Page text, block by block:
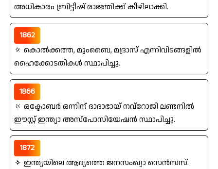
അധികാരം ബ്രിട്ടീഷ്‌ രാജ്ഞിക്ക്‌ കീഴിലാക്കി.
1862
🔅 കൊല്‍ക്കത്ത, മുംബൈ, മദ്രാസ്‌ എന്നിവിടങ്ങളില്‍
ഹൈക്കോടതികൾ സ്ഥാപിച്ചു.
1866
🔅 ഒക്ടോബര്‍ ഒന്നിന്‌ ദാദാഭായ്‌ നവ്റോജി ലണ്ടനില്‍
ഈസ്റ്റ്‌ ഇന്ത്യാ അസ്പോസിയേഷന്‍ സ്ഥാപിച്ചു.
1872
🔅 ഇന്ത്യയിലെ ആദ്യത്തെ ജനസംഖ്യാ സെന്‍സസ്‌.